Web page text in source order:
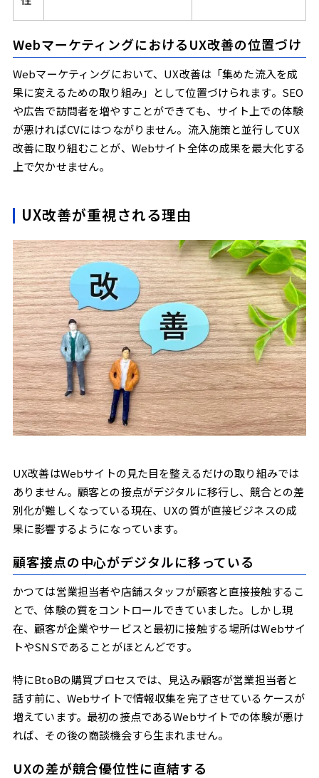
WebマーケティングにおけるUX改善の位置づけ
Webマーケティングにおいて、UX改善は「集めた流入を成
果に変えるための取り組み」として位置づけられます。SEO
や広告で訪問者を増やすことができても、サイト上での体験
が悪ければCVにはつながりません。流入施策と並行してUX
改善に取り組むことが、Webサイト全体の成果を最大化する
上で欠かせません。
UX改善が重視される理由
UX改善はWebサイトの見た目を整えるだけの取り組みでは
ありません。顧客との接点がデジタルに移行し、競合との差
別化が難しくなっている現在、UXの質が直接ビジネスの成
果に影響するようになっています。
顧客接点の中心がデジタルに移っている
かつては営業担当者や店舗スタッフが顧客と直接接触するこ
とで、体験の質をコントロールできていました。しかし現
在、顧客が企業やサービスと最初に接触する場所はWebサイ
トやSNSであることがほとんどです。
特にBtoBの購買プロセスでは、見込み顧客が営業担当者と
話す前に、Webサイトで情報収集を完了させているケースが
増えています。最初の接点であるWebサイトでの体験が悪け
れば、その後の商談機会すら生まれません。
UXの差が競合優位性に直結する